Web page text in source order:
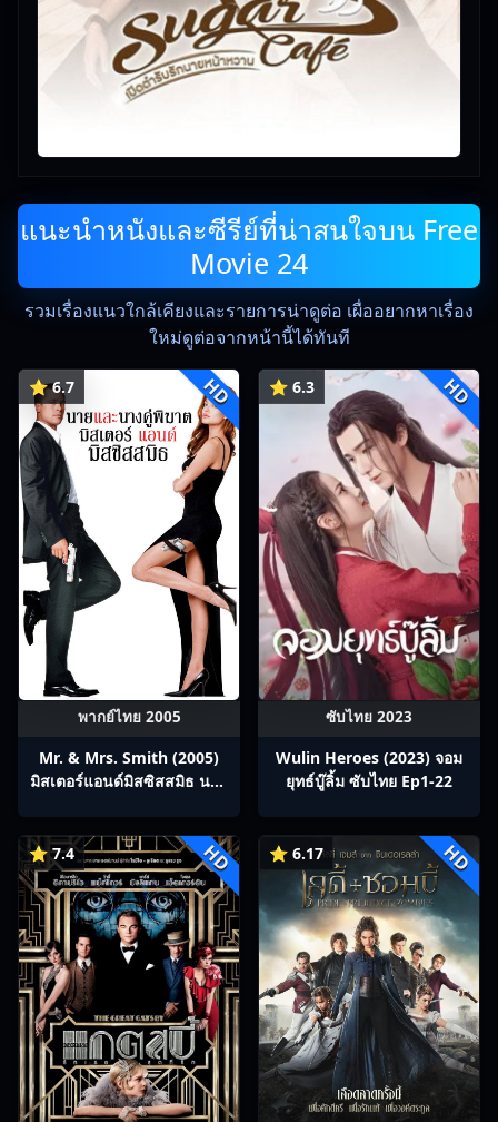
แนะนำหนังและซีรีย์ที่น่าสนใจบน Free
Movie 24
รวมเรื่องแนวใกล้เคียงและรายการน่าดูต่อ เผื่ออยากหาเรื่อง
ใหม่ดูต่อจากหน้านี้ได้ทันที
⭐ 6.7 HD
พากย์ไทย 2005
Mr. & Mrs. Smith (2005)
มิสเตอร์แอนด์มิสซิสสมิธ นาย
⭐ 6.3 HD
ซับไทย 2023
Wulin Heroes (2023) จอม
ยุทธ์บู๊ลิ้ม ซับไทย Ep1-22
⭐ 7.4 HD ⭐ 6.17 HD